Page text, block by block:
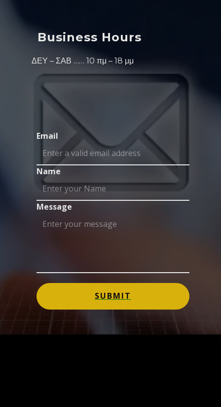
Business Hours
ΔΕΥ – ΣΑΒ …… 10 πμ – 18 μμ
Email
Name
Message
SUBMIT